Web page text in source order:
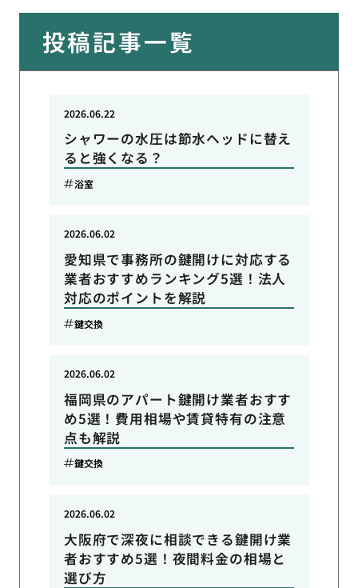
投稿記事一覧
シャワーの水圧は節水ヘッドに替え
ると強くなる？
2026.06.22
浴室
愛知県で事務所の鍵開けに対応する
業者おすすめランキング5選！法人
対応のポイントを解説
2026.06.02
鍵交換
福岡県のアパート鍵開け業者おすす
め5選！費用相場や賃貸特有の注意
点も解説
2026.06.02
鍵交換
大阪府で深夜に相談できる鍵開け業
者おすすめ5選！夜間料金の相場と
選び方
2026.06.02